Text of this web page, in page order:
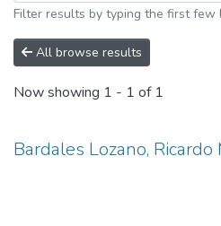
Filter results by typing the first few
All browse results
Now showing 1 - 1 of 1
Bardales Lozano,